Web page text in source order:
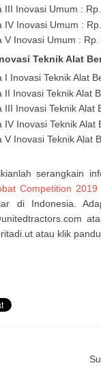
III Inovasi Umum :
IV Inovasi Umum :
V Inovasi Umum :
Teknik Alat
I Inovasi Teknik Alat
II Inovasi Teknik Alat
III Inovasi Teknik Alat
IV Inovasi Teknik Alat
V Inovasi Teknik Alat
serangkain
Competition 2019
di Indonesia.
atau klik